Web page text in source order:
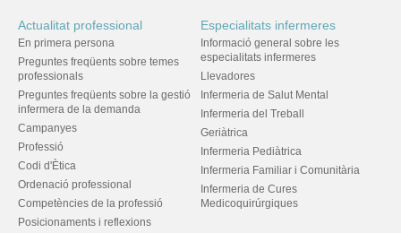
Actualitat professional
En primera persona
Preguntes freqüents sobre temes
professionals
Preguntes freqüents sobre la gestió
infermera de la demanda
Campanyes
Professió
Codi d'Ètica
Ordenació professional
Competències de la professió
Posicionaments i reflexions
Especialitats infermeres
Informació general sobre les
especialitats infermeres
Llevadores
Infermeria de Salut Mental
Infermeria del Treball
Geriàtrica
Infermeria Pediàtrica
Infermeria Familiar i Comunitària
Infermeria de Cures
Medicoquirúrgiques